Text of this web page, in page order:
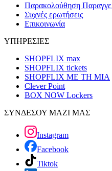
Παρακολούθηση
Συχνές ερωτήσεις
Επικοινωνία
ΥΠΗΡΕΣΙΕΣ
SHOPFLIX max
SHOPFLIX tickets
SHOPFLIX ΜΕ ΤΗ ΜΙΑ
Clever Point
BOX NOW Lockers
ΣΥΝΔΕΣΟΥ ΜΑΖΙ ΜΑΣ
Instagram
Facebook
Tiktok